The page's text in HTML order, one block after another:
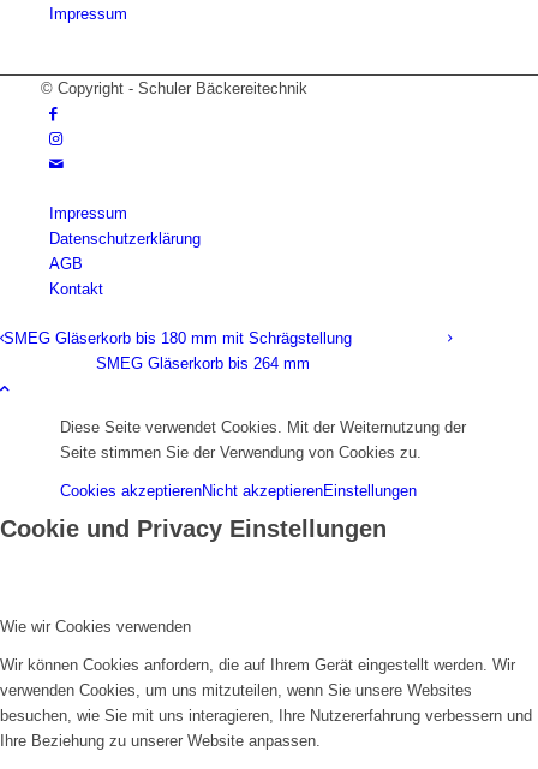
Impressum
© Copyright - Schuler Bäckereitechnik
Impressum
Datenschutzerklärung
AGB
Kontakt
SMEG Gläserkorb bis 180 mm mit Schrägstellung
SMEG Gläserkorb bis 264 mm
Diese Seite verwendet Cookies. Mit der Weiternutzung der
Seite stimmen Sie der Verwendung von Cookies zu.
Cookies akzeptierenNicht akzeptierenEinstellungen
Cookie und Privacy Einstellungen
Wie wir Cookies verwenden
Wir können Cookies anfordern, die auf Ihrem Gerät eingestellt werden. Wir
verwenden Cookies, um uns mitzuteilen, wenn Sie unsere Websites
besuchen, wie Sie mit uns interagieren, Ihre Nutzererfahrung verbessern und
Ihre Beziehung zu unserer Website anpassen.